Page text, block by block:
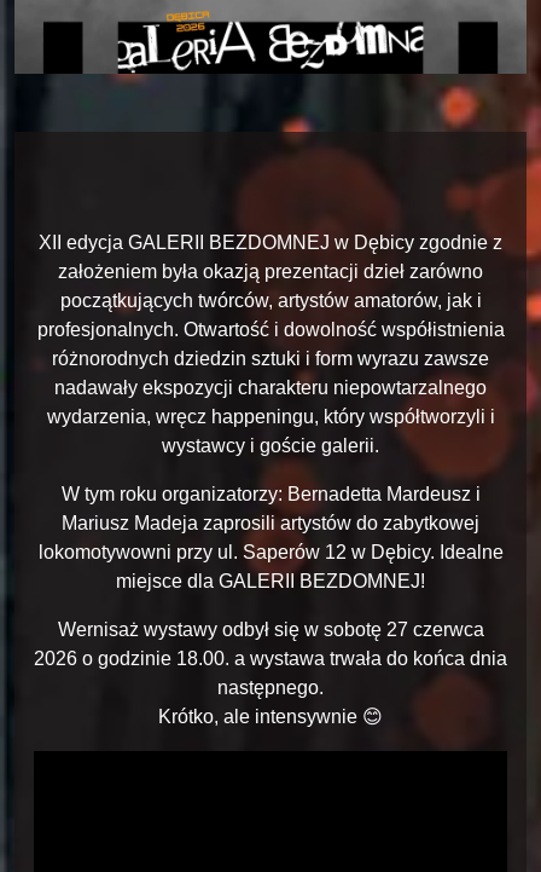
XII edycja GALERII BEZDOMNEJ w Dębicy zgodnie z
założeniem była okazją prezentacji dzieł zarówno
początkujących twórców, artystów amatorów, jak i
profesjonalnych. Otwartość i dowolność współistnienia
różnorodnych dziedzin sztuki i form wyrazu zawsze
nadawały ekspozycji charakteru niepowtarzalnego
wydarzenia, wręcz happeningu, który współtworzyli i
wystawcy i goście galerii.
W tym roku organizatorzy: Bernadetta Mardeusz i
Mariusz Madeja zaprosili artystów do zabytkowej
lokomotywowni przy ul. Saperów 12 w Dębicy. Idealne
miejsce dla GALERII BEZDOMNEJ!
Wernisaż wystawy odbył się w sobotę 27 czerwca
2026 o godzinie 18.00. a wystawa trwała do końca dnia
następnego.
Krótko, ale intensywnie 😊